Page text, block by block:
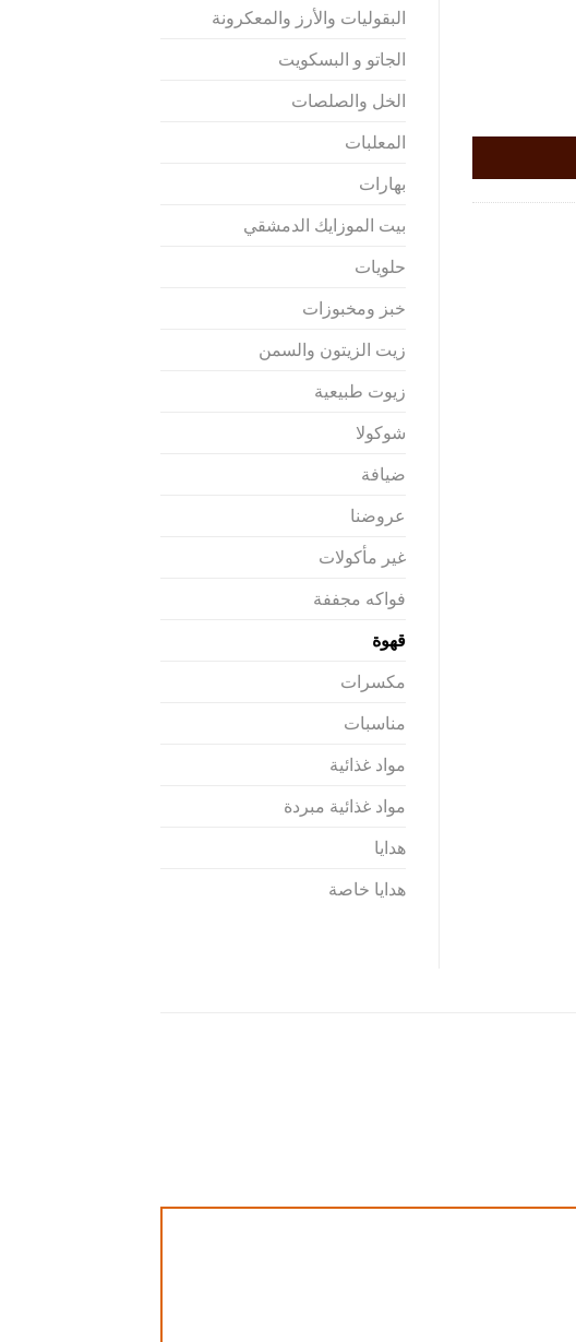
البقوليات والأرز والمعكرونة
الجاتو و البسكويت
الخل والصلصات
المعلبات
بهارات
بيت الموزايك الدمشقي
حلويات
خبز ومخبوزات
زيت الزيتون والسمن
زيوت طبيعية
شوكولا
ضيافة
عروضنا
غير مأكولات
فواكه مجففة
قهوة
مكسرات
مناسبات
مواد غذائية
مواد غذائية مبردة
هدايا
هدايا خاصة